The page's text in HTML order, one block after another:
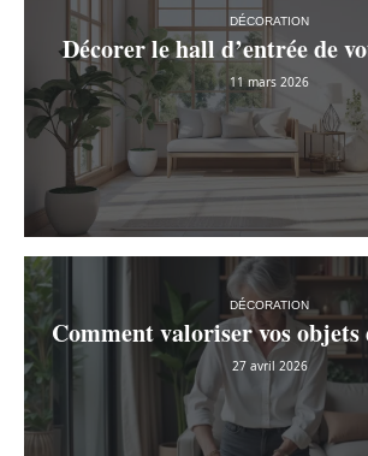
DÉCORATION
Décorer le hall d’entrée de
11 mars 2026
DÉCORATION
Comment valoriser vos
27 avril 2026